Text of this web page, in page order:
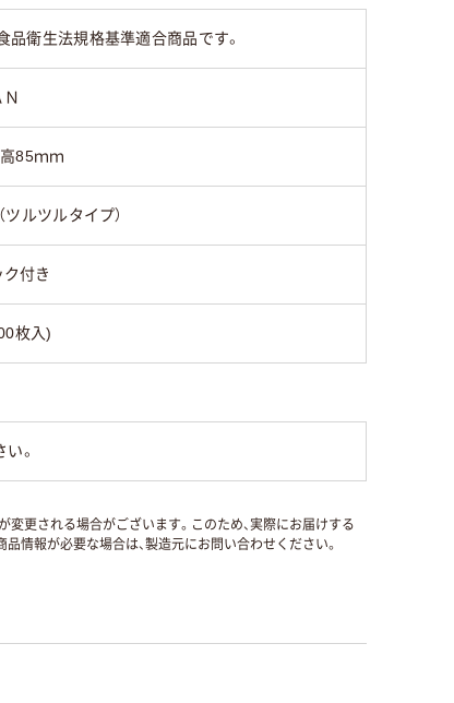
衛生法規格基準適合商品です。
Ｎ
85ｍｍ
ツルツルタイプ）
付き
枚入)
。
変更される場合がございます。このため、実際にお届けする
情報が必要な場合は、製造元にお問い合わせください。